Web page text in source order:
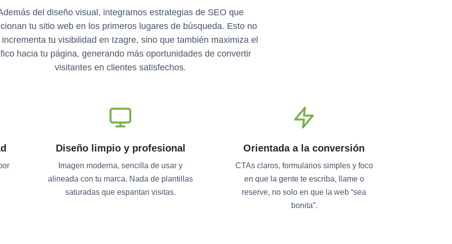
del diseño visual, integramos estrategias de SEO que
tu sitio web en los primeros lugares de búsqueda. Esto no
tu visibilidad en Izagre, sino que también maximiza el
hacia tu página, generando más oportunidades de convertir
visitantes en clientes satisfechos.
Diseño limpio y profesional
Imagen moderna, sencilla de usar y
alineada con tu marca. Nada de plantillas
saturadas que espantan visitas.
Orientada a la conversión
CTAs claros, formularios simples y foco
en que la gente te escriba, llame o
reserve, no solo en que la web “sea
bonita”.